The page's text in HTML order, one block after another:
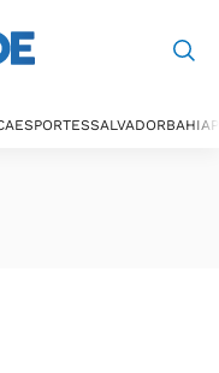
ESPORTESSALVADORBAHIA